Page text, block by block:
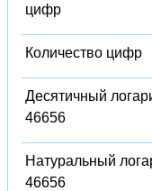
цифр
Количество цифр
Десятичный
46656
Натуральный
46656